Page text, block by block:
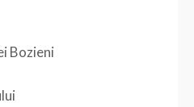
Bozieni